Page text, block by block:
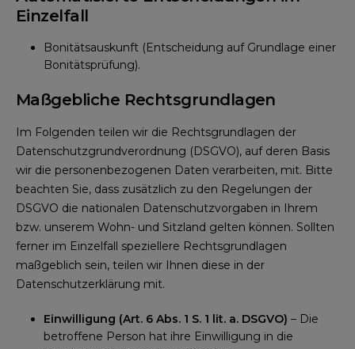
Einzelfall
Bonitätsauskunft (Entscheidung auf Grundlage einer
Bonitätsprüfung).
Maßgebliche Rechtsgrundlagen
Im Folgenden teilen wir die Rechtsgrundlagen der
Datenschutzgrundverordnung (DSGVO), auf deren Basis
wir die personenbezogenen Daten verarbeiten, mit. Bitte
beachten Sie, dass zusätzlich zu den Regelungen der
DSGVO die nationalen Datenschutzvorgaben in Ihrem
bzw. unserem Wohn- und Sitzland gelten können. Sollten
ferner im Einzelfall speziellere Rechtsgrundlagen
maßgeblich sein, teilen wir Ihnen diese in der
Datenschutzerklärung mit.
Einwilligung (Art. 6 Abs. 1 S. 1 lit. a. DSGVO) – Die
betroffene Person hat ihre Einwilligung in die